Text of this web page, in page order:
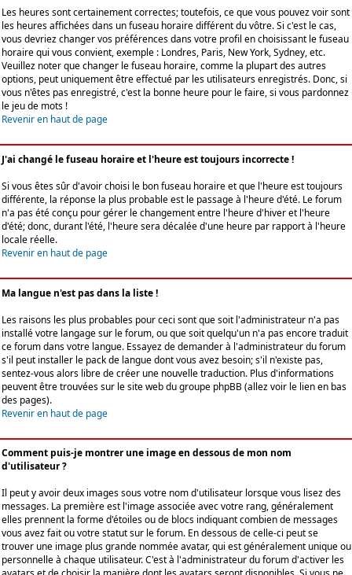
Les heures sont certainement correctes; toutefois, ce que vous pouvez voir sont
les heures affichées dans un fuseau horaire différent du vôtre. Si c'est le cas,
vous devriez changer vos préférences dans votre profil en choisissant le fuseau
horaire qui vous convient, exemple : Londres, Paris, New York, Sydney, etc.
Veuillez noter que changer le fuseau horaire, comme la plupart des autres
options, peut uniquement être effectué par les utilisateurs enregistrés. Donc, si
vous n'êtes pas enregistré, c'est la bonne heure pour le faire, si vous pardonnez
le jeu de mots !
Revenir en haut de page
J'ai changé le fuseau horaire et l'heure est toujours incorrecte !
Si vous êtes sûr d'avoir choisi le bon fuseau horaire et que l'heure est toujours
différente, la réponse la plus probable est le passage à l'heure d'été. Le forum
n'a pas été conçu pour gérer le changement entre l'heure d'hiver et l'heure
d'été; donc, durant l'été, l'heure sera décalée d'une heure par rapport à l'heure
locale réelle.
Revenir en haut de page
Ma langue n'est pas dans la liste !
Les raisons les plus probables pour ceci sont que soit l'administrateur n'a pas
installé votre langage sur le forum, ou que soit quelqu'un n'a pas encore traduit
ce forum dans votre langue. Essayez de demander à l'administrateur du forum
s'il peut installer le pack de langue dont vous avez besoin; s'il n'existe pas,
sentez-vous alors libre de créer une nouvelle traduction. Plus d'informations
peuvent être trouvées sur le site web du groupe phpBB (allez voir le lien en bas
des pages).
Revenir en haut de page
Comment puis-je montrer une image en dessous de mon nom
d'utilisateur ?
Il peut y avoir deux images sous votre nom d'utilisateur lorsque vous lisez des
messages. La première est l'image associée avec votre rang, généralement
elles prennent la forme d'étoiles ou de blocs indiquant combien de messages
vous avez fait ou votre statut sur le forum. En dessous de celle-ci peut se
trouver une image plus grande nommée avatar, qui est généralement unique ou
personnelle à chaque utilisateur. C'est à l'administrateur du forum d'activer les